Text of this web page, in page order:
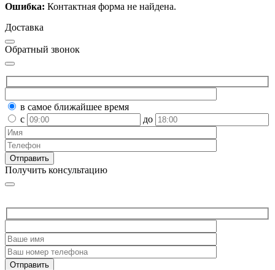
Ошибка: Контактная форма не найдена.
Доставка
Обратный звонок
в самое ближайшее время
с
до
Получить консультацию